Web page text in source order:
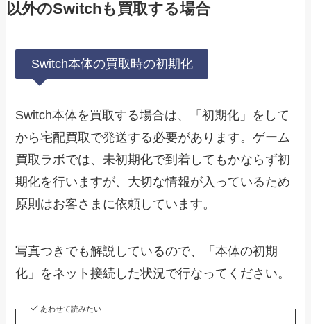
以外のSwitchも買取する場合
Switch本体の買取時の初期化
Switch本体を買取する場合は、「初期化」をして
から宅配買取で発送する必要があります。ゲーム
買取ラボでは、未初期化で到着してもかならず初
期化を行いますが、大切な情報が入っているため
原則はお客さまに依頼しています。
写真つきでも解説しているので、「本体の初期
化」をネット接続した状況で行なってください。
あわせて読みたい